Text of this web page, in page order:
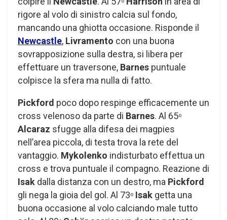
rigore al volo di sinistro calcia sul fondo,
mancando una ghiotta occasione. Risponde il
Newcastle, Livramento con una buona
sovrapposizione sulla destra, si libera per
effettuare un traversone, Barnes puntuale
colpisce la sfera ma nulla di fatto.
Pickford poco dopo respinge efficacemente un
cross velenoso da parte di Barnes. Al 65o
Alcaraz sfugge alla difesa dei magpies
nell’area piccola, di testa trova la rete del
vantaggio. Mykolenko indisturbato effettua un
cross e trova puntuale il compagno. Reazione di
Isak dalla distanza con un destro, ma Pickford
gli nega la gioia del gol. Al 73o Isak getta una
buona occasione al volo calciando male tutto